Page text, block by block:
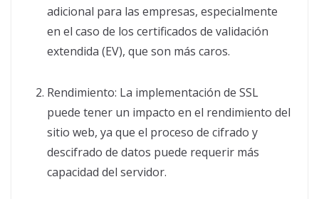
adicional para las empresas, especialmente
en el caso de los certificados de validación
extendida (EV), que son más caros.
Rendimiento: La implementación de SSL
puede tener un impacto en el rendimiento del
sitio web, ya que el proceso de cifrado y
descifrado de datos puede requerir más
capacidad del servidor.